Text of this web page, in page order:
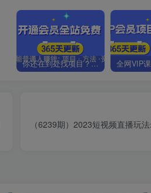
你还在到处找项目？还在当韭菜？我靠卖项目一个月收入5万+，曾经我也是个失败者。
（6239期）2023短视频直播玩